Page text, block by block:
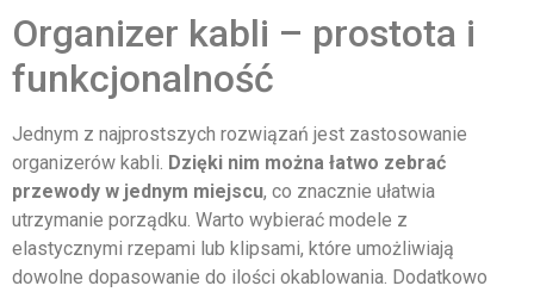
Organizer kabli – prostota i
funkcjonalność
Jednym z najprostszych rozwiązań jest zastosowanie
organizerów kabli. Dzięki nim można łatwo zebrać
przewody w jednym miejscu, co znacznie ułatwia
utrzymanie porządku. Warto wybierać modele z
elastycznymi rzepami lub klipsami, które umożliwiają
dowolne dopasowanie do ilości okablowania. Dodatkowo